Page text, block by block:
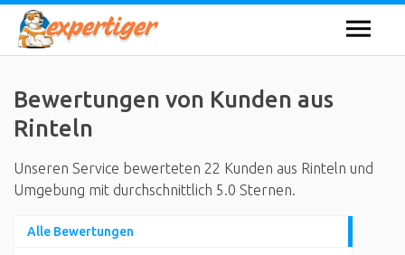
Bewertungen von Kunden aus
Rinteln
Unseren Service bewerteten 22 Kunden aus Rinteln und
Umgebung mit durchschnittlich 5.0 Sternen.
Alle Bewertungen